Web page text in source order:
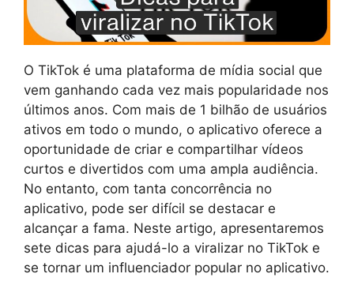
O TikTok é uma plataforma de mídia social que
vem ganhando cada vez mais popularidade nos
últimos anos. Com mais de 1 bilhão de usuários
ativos em todo o mundo, o aplicativo oferece a
oportunidade de criar e compartilhar vídeos
curtos e divertidos com uma ampla audiência.
No entanto, com tanta concorrência no
aplicativo, pode ser difícil se destacar e
alcançar a fama. Neste artigo, apresentaremos
sete dicas para ajudá-lo a viralizar no TikTok e
se tornar um influenciador popular no aplicativo.